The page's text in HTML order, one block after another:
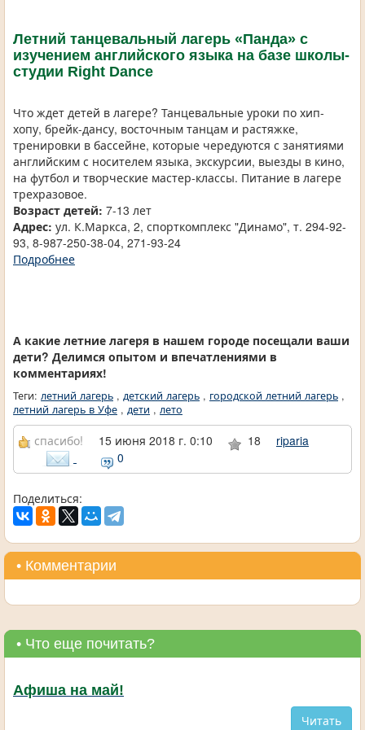
Летний танцевальный лагерь «Панда» с
изучением английского языка на базе школы-
студии Right Dance
Что ждет детей в лагере? Танцевальные уроки по хип-
хопу, брейк-дансу, восточным танцам и растяжке,
тренировки в бассейне, которые чередуются с занятиями
английским с носителем языка, экскурсии, выезды в кино,
на футбол и творческие мастер-классы. Питание в лагере
трехразовое.
Возраст детей: 7-13 лет
Адрес: ул. К.Маркса, 2, спорткомплекс "Динамо", т. 294-92-
93, 8-987-250-38-04, 271-93-24
Подробнее
А какие летние лагеря в нашем городе посещали ваши
дети? Делимся опытом и впечатлениями в
комментариях!
Теги: летний лагерь , детский лагерь , городской летний лагерь ,
летний лагерь в Уфе , дети , лето
спасибо! 15 июня 2018 г. 0:10 18
riparia
0
Поделиться:
• Комментарии
• Что еще почитать?
Афиша на май!
Читать